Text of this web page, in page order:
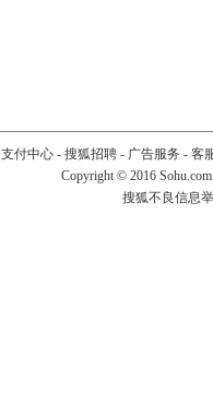
支付中心- 搜狐招聘- 广告服务 - 客
Copyright © 2016
搜狐不良信息